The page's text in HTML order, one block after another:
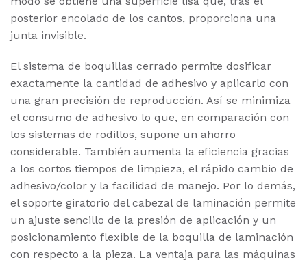
posterior encolado de los cantos, proporciona una
junta invisible.
El sistema de boquillas cerrado permite dosificar
exactamente la cantidad de adhesivo y aplicarlo con
una gran precisión de reproducción. Así se minimiza
el consumo de adhesivo lo que, en comparación con
los sistemas de rodillos, supone un ahorro
considerable. También aumenta la eficiencia gracias
a los cortos tiempos de limpieza, el rápido cambio de
adhesivo/color y la facilidad de manejo. Por lo demás,
el soporte giratorio del cabezal de laminación permite
un ajuste sencillo de la presión de aplicación y un
posicionamiento flexible de la boquilla de laminación
con respecto a la pieza. La ventaja para las máquinas